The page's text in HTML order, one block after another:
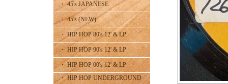
・ 45's JAPANESE
・ 45's (NEW)
・ HIP HOP 80's 12' & LP
・ HIP HOP 90's 12' & LP
・ HIP HOP 00's 12' & LP
・ HIP HOP UNDERGROUND